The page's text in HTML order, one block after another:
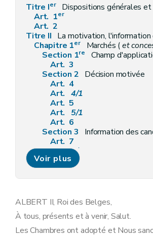
Titre Ier
Dispositions générales
Art. 1er
Art. 2
Titre II La motivation, l'information et les voies de recours pour les marchés
Chapitre 1er Marchés (et
Section 1re
Champ
Art. 3
Section 2 Décision motivée
Art. 4
Art. 4/1
Art. 5
Art.
5/1
Art. 6
Section 3
Information des candidats, des
Art. 7
Art.7/1
Art. 8
Art. 9
Section 4 Délai d'attente
Art. 11
Art. 12
Art. 13
Procédures de
Voir plus
ALBERT II, Roi des Belges,
À tous, présents et à venir, Salut.
Les Chambres ont adopté et Nous